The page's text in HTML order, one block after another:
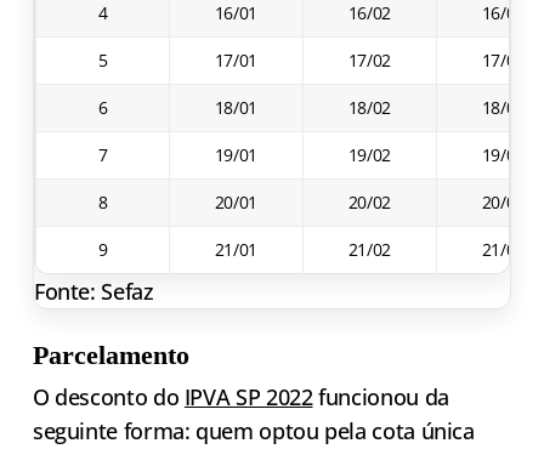
4 16/01 16/02 16/03
5 17/01 17/02 17/03
6 18/01 18/02 18/03
7 19/01 19/02 19/03
8 20/01 20/02 20/03
9 21/01 21/02 21/03
Fonte: Sefaz
Parcelamento
O desconto do IPVA SP 2022funcionou da
seguinte forma: quem optou pela cota única